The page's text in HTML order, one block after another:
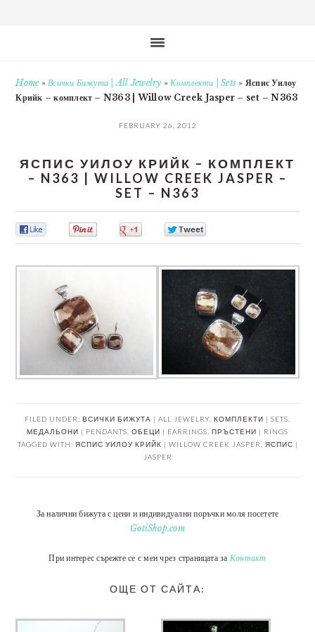
Home»Всички Бижута | All Jewelry »Комплекти | Sets » Яспис Уилоу
Крийк – комплект – N363 | Willow Creek Jasper – set – N363
FEBRUARY 26, 2012
ЯСПИС УИЛОУ КРИЙК – КОМПЛЕКТ
– N363 | WILLOW CREEK JASPER –
SET – N363
FILED UNDER: ВСИЧКИ БИЖУТА | ALL JEWELRY КОМПЛЕКТИ | SETS
МЕДАЛЬОНИ | PENDANTS ОБЕЦИ | EARRINGS ПРЪСТЕНИ | RINGS
TAGGED WITH: ЯСПИС УИЛОУ КРИЙК | WILLOW CREEK JASPER
ЯСПИС |
JASPER
За налични бижута с цени и индивидуални поръчки моля посетете
GotiShop.com
При интерес сърежте се с мен чрез страницата за Контакт
ОЩЕ ОТ САЙТА: